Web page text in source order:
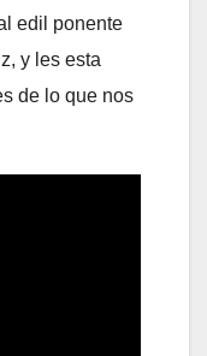
edil ponente
y les esta
de lo que nos